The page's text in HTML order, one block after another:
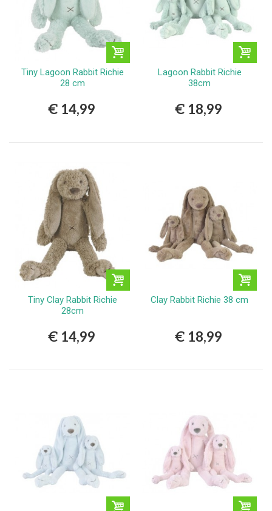
Tiny Lagoon Rabbit Richie
28 cm
€ 14,99
Lagoon Rabbit Richie
38cm
€ 18,99
Tiny Clay Rabbit Richie
28cm
€ 14,99
Clay Rabbit Richie 38 cm
€ 18,99